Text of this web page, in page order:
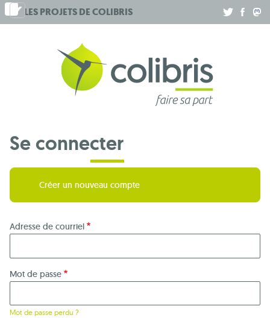
Aller
au
LES PROJETS DECOLIBRIS
Se connecter
Créer un nouveau compte
Adresse de courriel
Mot de passe
Mot de passe perdu ?